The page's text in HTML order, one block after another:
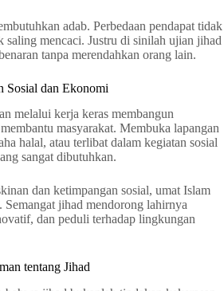
adab. Perbedaan pendapat tidak
saling mencaci. Justru di sinilah ujian jihad
tanpa merendahkan orang lain.
Sosial dan Ekonomi
melalui kerja keras membangun
masyarakat. Membuka lapangan
halal, atau terlibat dalam kegiatan sosial
sangat dibutuhkan.
dan ketimpangan sosial, umat Islam
jihad mendorong lahirnya
dan peduli terhadap lingkungan
tentang Jihad